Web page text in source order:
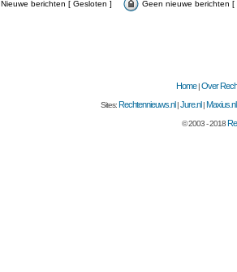
Nieuwe berichten [ Gesloten ]
Geen nieuwe berichten [
Home|Over
Sites:Rechtennieuws.nl |Jure.nl |Maxius.nl
© 2003 - 2018